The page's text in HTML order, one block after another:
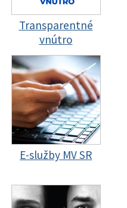
Transparentné
vnútro
E-služby MV SR